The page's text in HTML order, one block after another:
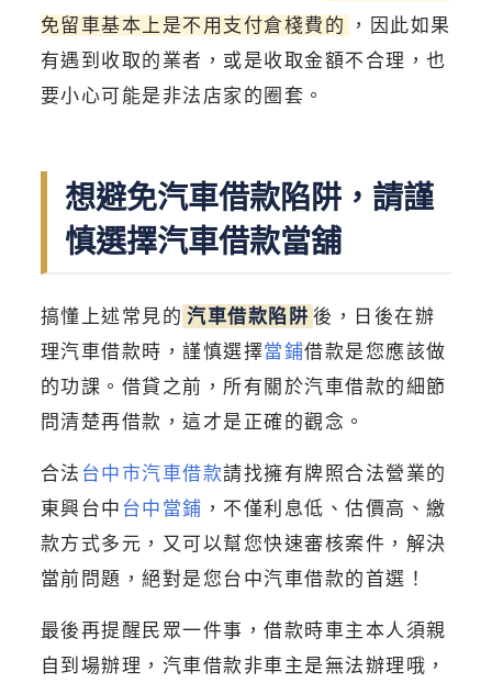
免留車基本上是不用支付倉棧費的 ，因此如果
有遇到收取的業者，或是收取金額不合理，也
要小心可能是非法店家的圈套。
想避免汽車借款陷阱，請謹
慎選擇汽車借款當舖
搞懂上述常見的 汽車借款陷阱 後，日後在辦
理汽車借款時，謹慎選擇當鋪借款是您應該做
的功課。借貸之前，所有關於汽車借款的細節
問清楚再借款，這才是正確的觀念。
合法 台中市汽車借款請找擁有牌照合法營業的
東興台中 台中當鋪 ，不僅利息低、估價高、繳
款方式多元，又可以幫您快速審核案件，解決
當前問題，絕對是您台中汽車借款的首選！
最後再提醒民眾一件事，借款時車主本人須親
自到場辦理，汽車借款非車主是無法辦理哦，